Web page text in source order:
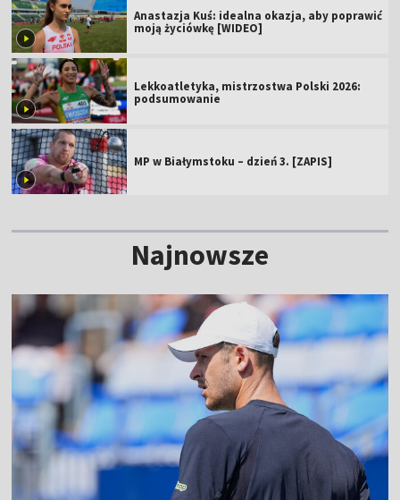
Anastazja Kuś: idealna okazja, aby poprawić
moją życiówkę [WIDEO]
Lekkoatletyka, mistrzostwa Polski 2026:
podsumowanie
MP w Białymstoku – dzień 3. [ZAPIS]
Najnowsze